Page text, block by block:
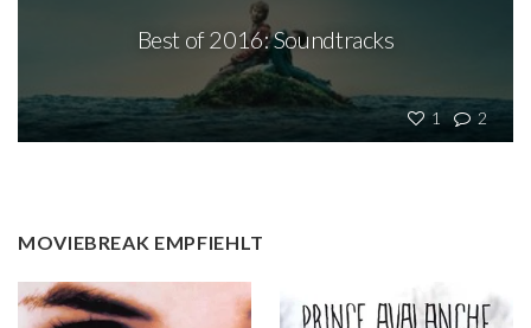
1 2
Best of 2016: Soundtracks
MOVIEBREAK EMPFIEHLT